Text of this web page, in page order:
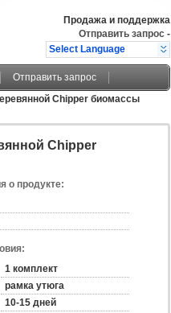
Продажа и поддержка
Отправить запрос -
Select Language
Отправить запрос
Chipper биомассы
Chipper
о продукте:
1 комплект
рамка утюга
10-15 дней